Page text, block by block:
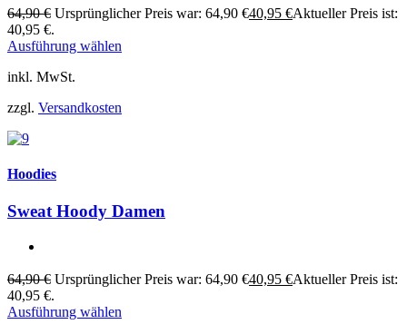
64,90€ Ursprünglicher Preis war: 64,90 €40,95 €Aktueller Preis ist:
40,95 €.
Ausführung wählen
inkl. MwSt.
zzgl. Versandkosten
Hoodies
Sweat Hoody Damen
64,90€ Ursprünglicher Preis war: 64,90 €40,95 €Aktueller Preis ist:
40,95 €.
Ausführung wählen